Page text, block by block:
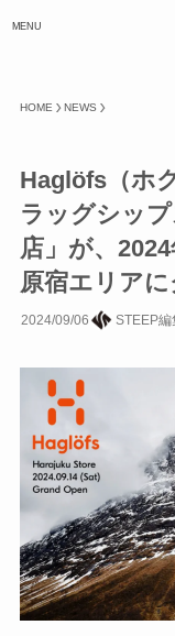
MENU
HOME NEWS
Haglöfs（ホ
ラッグシッ
店」が、
原宿エリア
2024/09/06 STEEP編